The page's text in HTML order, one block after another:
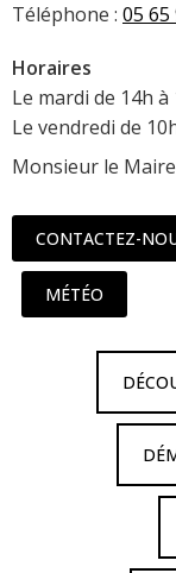
Téléphone : 05 65
Horaires
Le mardi de 14h à
Le vendredi de
Monsieur le
CONTACTEZ-
MÉTÉO